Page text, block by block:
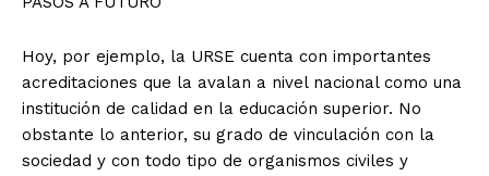
Hoy, por ejemplo, la URSE cuenta con importantes
acreditaciones que la avalan a nivel nacional como una
institución de calidad en la educación superior. No
obstante lo anterior, su grado de vinculación con la
sociedad y con todo tipo de organismos civiles y